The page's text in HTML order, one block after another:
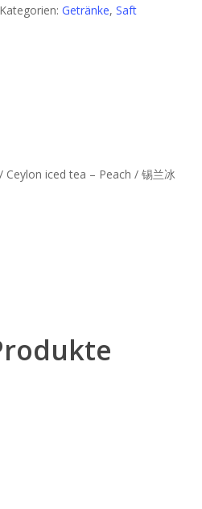
Kategorien: Getränke, Saft
Ceylon iced tea – Peach / 锡兰冰